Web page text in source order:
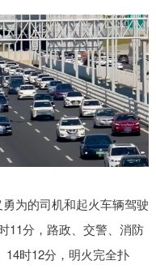
为的司机和起火车辆驾驶
11分，路政、交警、消防
14时12分，明火完全扑